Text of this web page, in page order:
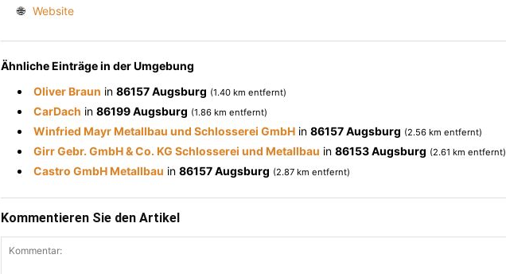
🌐 Website
Ähnliche Einträge in der Umgebung
Oliver Braun in 86157 Augsburg (1.40 km entfernt)
CarDach in 86199 Augsburg (1.86 km entfernt)
Winfried Mayr Metallbau und Schlosserei GmbH in 86157 Augsburg (2.56 km entfernt)
Girr Gebr. GmbH & Co. KG Schlosserei und Metallbau in 86153 Augsburg (2.61 km entfernt)
Castro GmbH Metallbau in 86157 Augsburg (2.87 km entfernt)
Kommentieren Sie den Artikel